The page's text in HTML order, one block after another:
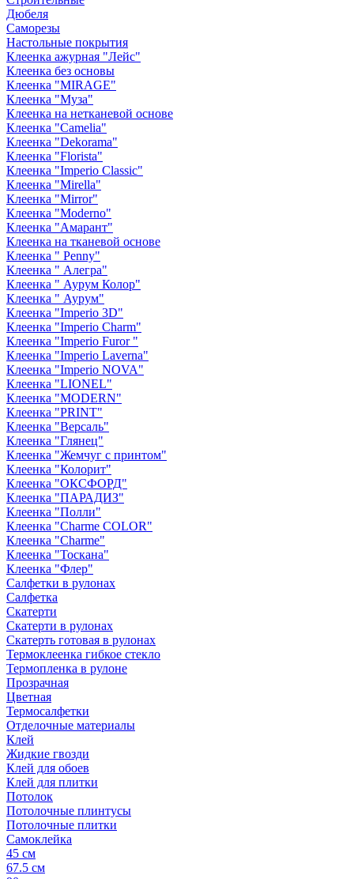
Дюбеля
Саморезы
Настольные покрытия
Клеенка ажурная "Лейс"
Клеенка без основы
Клеенка "MIRAGE"
Клеенка "Муза"
Клеенка на нетканевой основе
Клеенка "Camelia"
Клеенка "Dekorama"
Клеенка "Florista"
Клеенка "Imperio Classic"
Клеенка "Mirella"
Клеенка "Mirror"
Клеенка "Moderno"
Клеенка "Амарант"
Клеенка на тканевой основе
Клеенка " Penny"
Клеенка " Алегра"
Клеенка " Аурум Колор"
Клеенка " Аурум"
Клеенка "Imperio 3D"
Клеенка "Imperio Charm"
Клеенка "Imperio Furor "
Клеенка "Imperio Laverna"
Клеенка "Imperio NOVA"
Клеенка "LIONEL"
Клеенка "MODERN"
Клеенка "PRINT"
Клеенка "Версаль"
Клеенка "Глянец"
Клеенка "Жемчуг с принтом"
Клеенка "Колорит"
Клеенка "ОКСФОРД"
Клеенка "ПАРАДИЗ"
Клеенка "Полли"
Клеенка "Сharme COLOR"
Клеенка "Сharme"
Клеенка "Тоскана"
Клеенка "Флер"
Салфетки в рулонах
Салфетка
Скатерти
Скатерти в рулонах
Скатерть готовая в рулонах
Термоклеенка гибкое стекло
Термопленка в рулоне
Прозрачная
Цветная
Термосалфетки
Отделочные материалы
Клей
Жидкие гвозди
Клей для обоев
Клей для плитки
Потолок
Потолочные плинтусы
Потолочные плитки
Самоклейка
45 см
67.5 см